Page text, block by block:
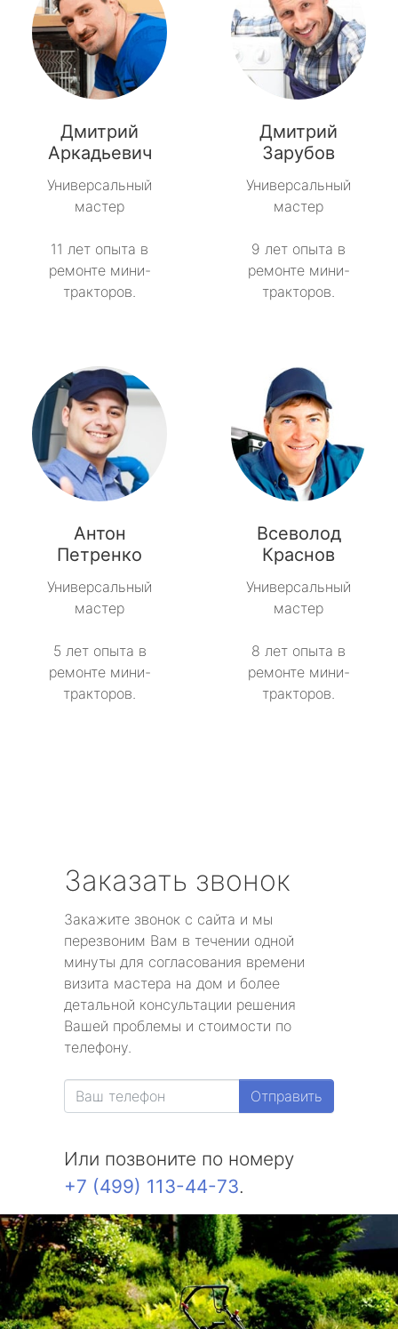
метро Проспект Мира
метро Пражская
метро Павелецкая
метро Пятницкое шоссе
метро Сокольники
метро Профсоюзная
метро Речной вокзал
метро Семеновская
метро Спортивная
метро Спартак
метро Рижская
метро Севастопольская
метро Строгино
метро Театральная
метро Славянский бульвар
метро Университет
метро Текстильщики
метро Тульская
метро Тверская
метро Смоленская
метро Черкизовская
метро Таганская
метро Тургеневская
Дмитрий
Аркадьевич
Универсальный
мастер
11 лет опыта в
ремонте мини-
тракторов.
Дмитрий
Зарубов
Универсальный
мастер
9 лет опыта в
ремонте мини-
тракторов.
Антон
Петренко
Универсальный
мастер
5 лет опыта в
ремонте мини-
тракторов.
Всеволод
Краснов
Универсальный
мастер
8 лет опыта в
ремонте мини-
тракторов.
Заказать звонок
Закажите звонок с сайта и мы
перезвоним Вам в течении одной
минуты для согласования времени
визита мастера на дом и более
детальной консультации решения
Вашей проблемы и стоимости по
телефону.
Отправить
Или позвоните по номеру
+7 (499) 113-44-73.